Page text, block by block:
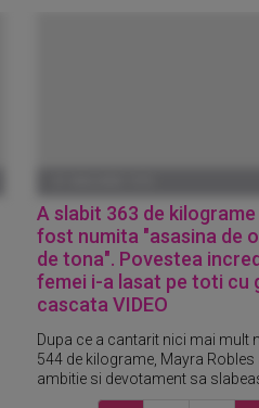
A slabit 363 de
fost numita "asasina de
de tona". Povestea
femei i-a lasat pe toti cu
cascata VIDEO
Dupa ce a cantarit nici mai mult
544 de kilograme, Mayra Robles
ambitie si devotament sa